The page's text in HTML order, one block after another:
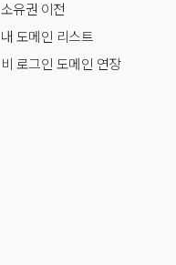
소유권 이전
내 도메인 리스트
비 로그인 도메인 연장